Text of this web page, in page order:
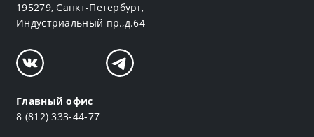
195279, Санкт-Петербург,
Индустриальный пр.,д.64
Главный офис
8 (812) 333-44-77